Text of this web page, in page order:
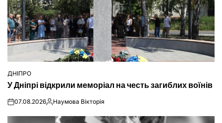
ОПУБЛІКУВАТИ
У
ДНІПРО
У Дніпрі відкрили меморіал на честь загиблих воїнів
on07.08.2026Опубліковано
Наумова Вікторія